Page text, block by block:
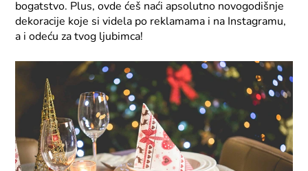
bogatstvo. Plus, ovde ćeš naći apsolutno novogodišnje
dekoracije koje si videla po reklamama i na Instagramu,
a i odeću za tvog ljubimca!